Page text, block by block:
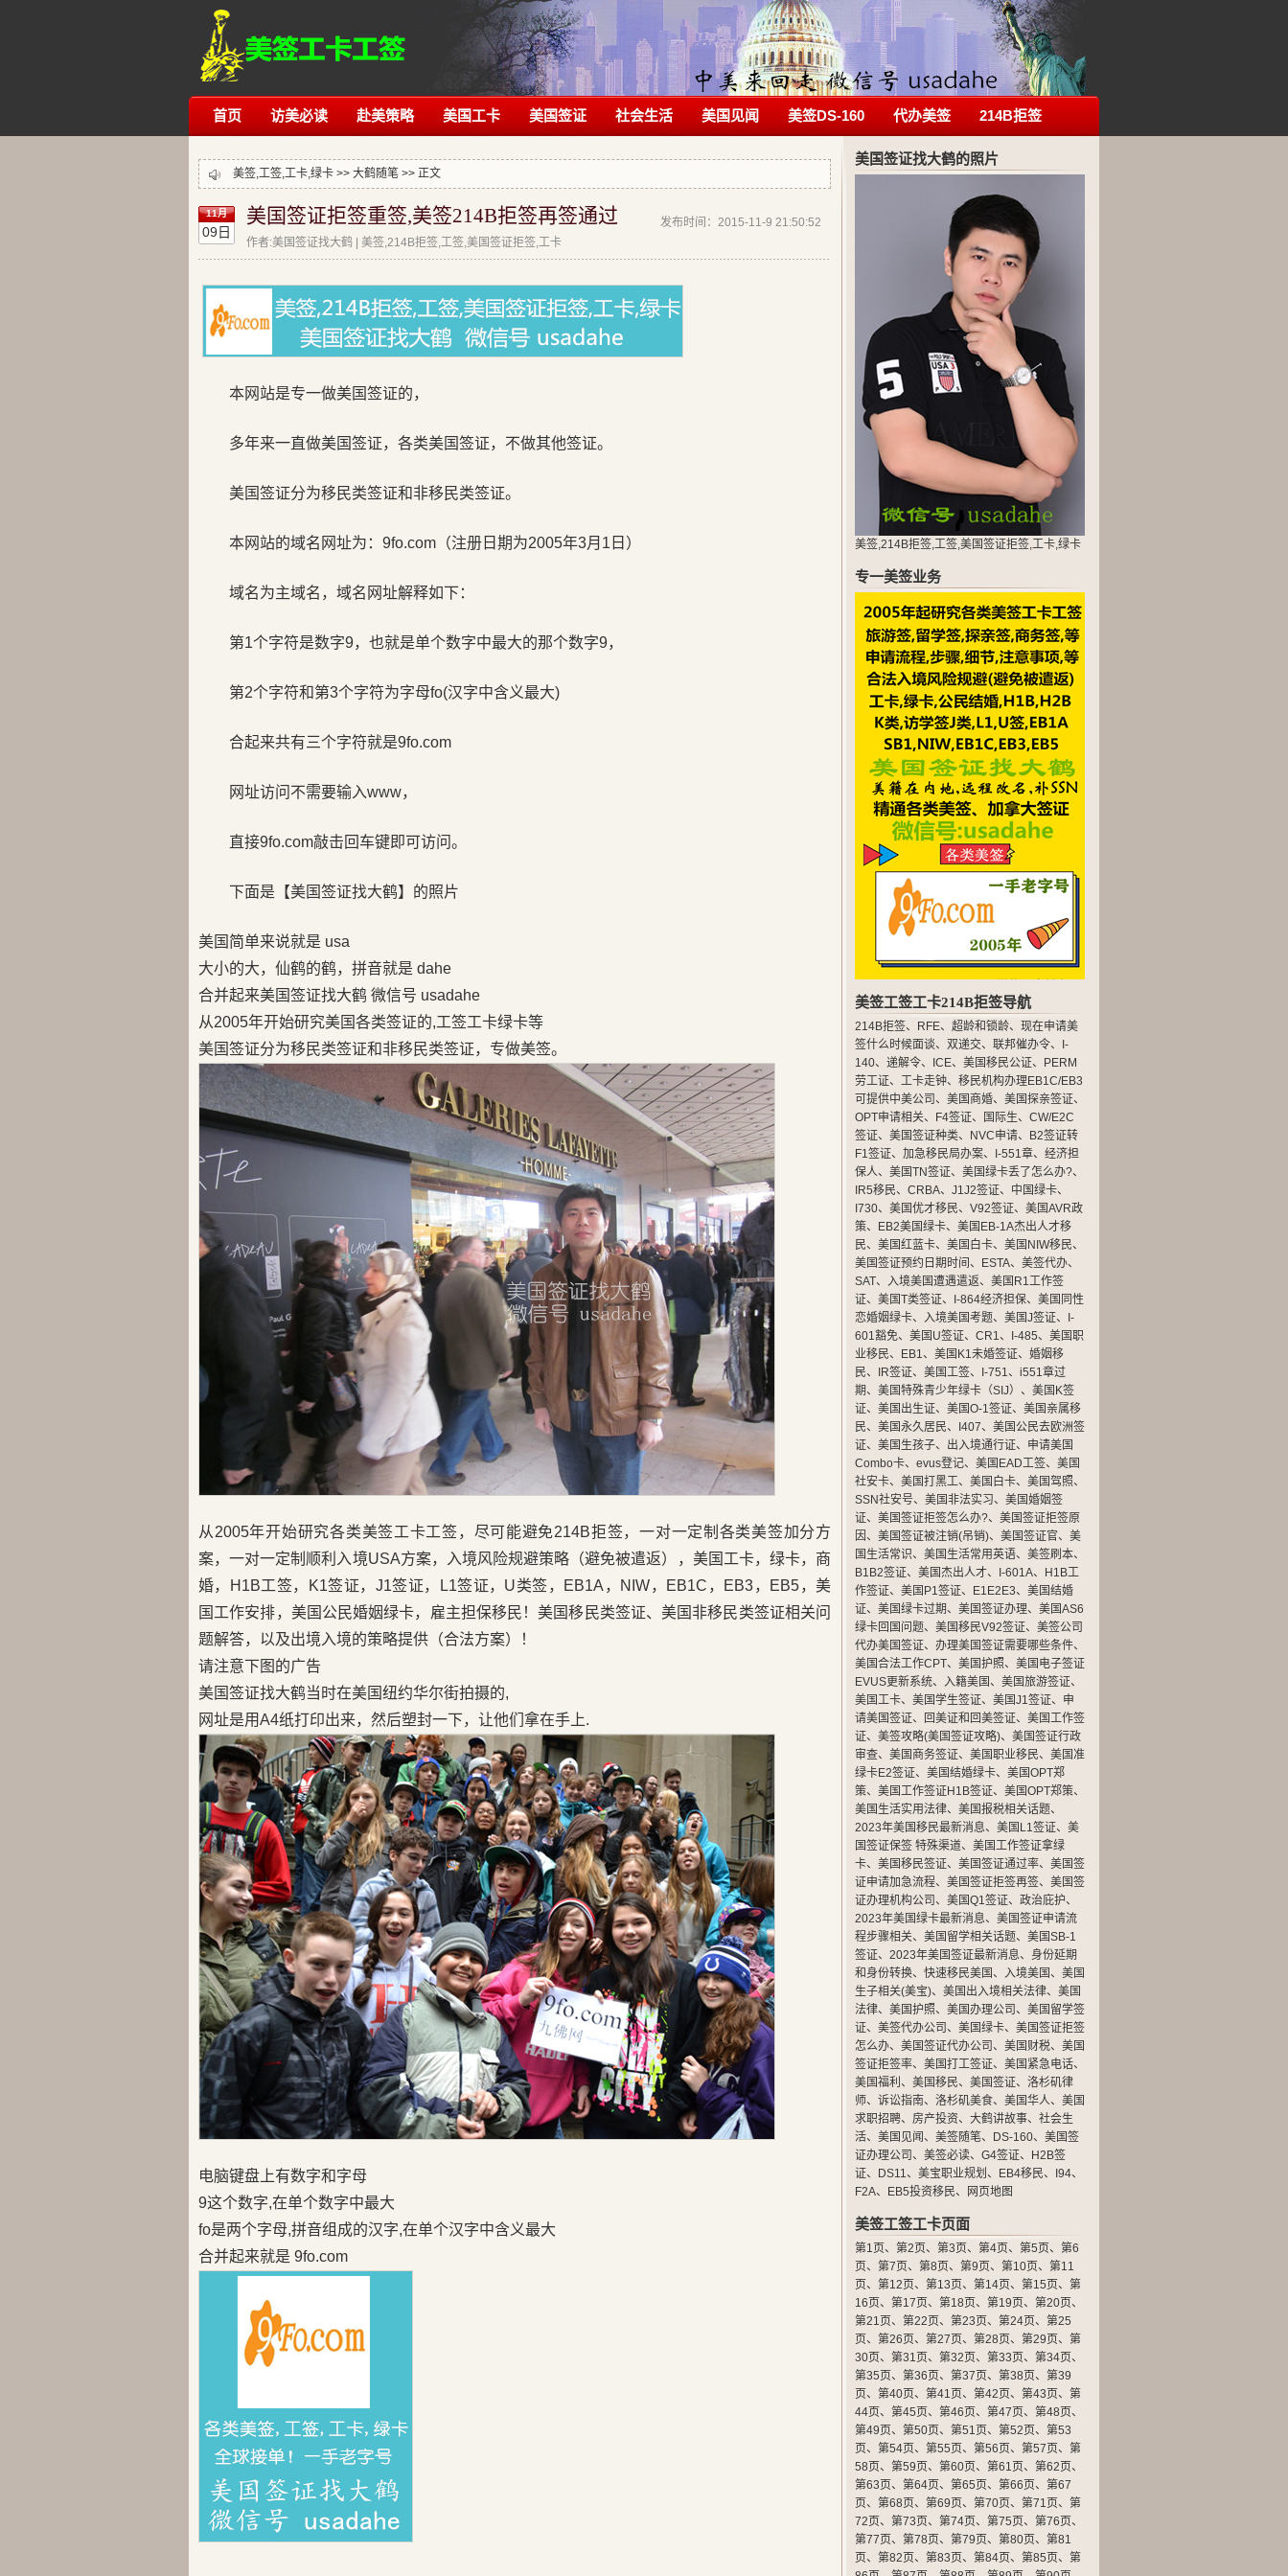
首页 访美必读 赴美策略 美国工卡 美国签证 社会生活 美国见闻 美签DS-160 代办美签 214B拒签
美签,工签,工卡,绿卡 >> 大鹤随笔 >> 正文
11月
09日
发布时间：2015-11-9 21:50:52
美国签证拒签重签,美签214B拒签再签通过
作者:美国签证找大鹤 | 美签,214B拒签,工签,美国签证拒签,工卡
本网站是专一做美国签证的，
多年来一直做美国签证，各类美国签证，不做其他签证。
美国签证分为移民类签证和非移民类签证。
本网站的域名网址为：9fo.com（注册日期为2005年3月1日）
域名为主域名，域名网址解释如下：
第1个字符是数字9，也就是单个数字中最大的那个数字9，
第2个字符和第3个字符为字母fo(汉字中含义最大)
合起来共有三个字符就是9fo.com
网址访问不需要输入www，
直接9fo.com敲击回车键即可访问。
下面是【美国签证找大鹤】的照片
美国简单来说就是 usa
大小的大，仙鹤的鹤，拼音就是 dahe
合并起来美国签证找大鹤 微信号 usadahe
从2005年开始研究美国各类签证的,工签工卡绿卡等
美国签证分为移民类签证和非移民类签证，专做美签。
从2005年开始研究各类美签工卡工签，尽可能避免214B拒签，一对一定制各类美签加分方
案，一对一定制顺利入境USA方案，入境风险规避策略（避免被遣返），美国工卡，绿卡，商
婚，H1B工签，K1签证，J1签证，L1签证，U类签，EB1A，NIW，EB1C，EB3，EB5，美
国工作安排，美国公民婚姻绿卡，雇主担保移民！美国移民类签证、美国非移民类签证相关问
题解答，以及出境入境的策略提供（合法方案）！
请注意下图的广告
美国签证找大鹤当时在美国纽约华尔街拍摄的,
网址是用A4纸打印出来，然后塑封一下，让他们拿在手上.
电脑键盘上有数字和字母
9这个数字,在单个数字中最大
fo是两个字母,拼音组成的汉字,在单个汉字中含义最大
合并起来就是 9fo.com
美国签证找大鹤的照片
美签,214B拒签,工签,美国签证拒签,工卡,绿卡
专一美签业务
美签工签工卡214B拒签导航
214B拒签、 RFE、 超龄和锁龄、 现在申请美
签什么时候面谈、 双递交、 联邦催办令、
I-
140、 递解令、 ICE、 美国移民公证、
PERM
劳工证、 工卡走钟、 移民机构办理EB1C/EB3
可提供中美公司 、 美国商婚、 美国探亲签证、
OPT申请相关、 F4签证、 国际生、 CW/E2C
签证、 美国签证种类、 NVC申请、
B2签证转
F1签证、 加急移民局办案、 I-551章、 经济担
保人、 美国TN签证、 美国绿卡丢了怎么办?、
IR5移民、 CRBA、 J1J2签证、 中国绿卡、
I730、 美国优才移民、 V92签证、 美国AVR政
策、 EB2美国绿卡、 美国EB-1A杰出人才移
民、 美国红蓝卡、 美国白卡、 美国NIW移民、
美国签证预约日期时间 、 ESTA、 美签代办、
SAT、 入境美国遭遇遣返、 美国R1工作签
证、 美国T类签证、 I-864经济担保、 美国同性
恋婚姻绿卡、 入境美国考题、 美国J签证、
I-
601豁免、 美国U签证、 CR1、 I-485、 美国职
业移民、 EB1、 美国K1未婚签证、 婚姻移
民、 IR签证、 美国工签、 I-751、 i551章过
期、 美国特殊青少年绿卡（SIJ） 、 美国K签
证、 美国出生证、 美国O-1签证、 美国亲属移
民、 美国永久居民、 I407、 美国公民去欧洲签
证、 美国生孩子、 出入境通行证、 申请美国
Combo卡、 evus登记、 美国EAD工签、 美国
社安卡、 美国打黑工、 美国白卡、 美国驾照、
SSN社安号、 美国非法实习、 美国婚姻签
证、 美国签证拒签怎么办?、 美国签证拒签原
因、 美国签证被注销(吊销)、 美国签证官、 美
国生活常识、 美国生活常用英语、 美签刷本、
B1B2签证、 美国杰出人才、 I-601A、
H1B工
作签证、 美国P1签证、 E1E2E3、 美国结婚
证、 美国绿卡过期、 美国签证办理、 美国AS6
绿卡回国问题、 美国移民V92签证、 美签公司
代办美国签证、 办理美国签证需要哪些条件、
美国合法工作CPT、 美国护照、 美国电子签证
EVUS更新系统、 入籍美国、 美国旅游签证、
美国工卡、 美国学生签证、 美国J1签证、 申
请美国签证、 回美证和回美签证、 美国工作签
证、 美签攻略(美国签证攻略)、 美国签证行政
审查、 美国商务签证、 美国职业移民、 美国准
绿卡E2签证、 美国结婚绿卡、 美国OPT郑
策、 美国工作签证H1B签证、 美国OPT郑策、
美国生活实用法律、 美国报税相关话题、
2023年美国移民最新消息、 美国L1签证、 美
国签证保签 特殊渠道、 美国工作签证拿绿
卡、 美国移民签证、 美国签证通过率、 美国签
证申请加急流程、 美国签证拒签再签、 美国签
证办理机构公司 、 美国Q1签证、 政治庇护、
2023年美国绿卡最新消息、 美国签证申请流
程步骤相关、 美国留学相关话题、 美国SB-1
签证、 2023年美国签证最新消息、 身份延期
和身份转换、 快速移民美国、 入境美国、 美国
生子相关(美宝)、 美国出入境相关法律、 美国
法律、 美国护照、 美国办理公司 、 美国留学签
证、 美签代办公司 、 美国绿卡、 美国签证拒签
怎么办、 美国签证代办公司 、 美国财税、 美国
签证拒签率、 美国打工签证、 美国紧急电话、
美国福利 、 美国移民、 美国签证、 洛杉矶律
师、 诉讼指南、 洛杉矶美食、 美国华人、 美国
求职招聘、 房产投资、 大鹤讲故事、 社会生
活、 美国见闻、 美签随笔、 DS-160、 美国签
证办理公司 、 美签必读、 G4签证、
H2B签
证、 DS11、 美宝职业规划 、 EB4移民、 I94、
F2A、 EB5投资移民、 网页地图
美签工签工卡页面
第1页、 第2页、 第3页、 第4页、 第5页、 第6
页、 第7页、 第8页、 第9页、 第10页、 第11
页、 第12页、 第13页、 第14页、 第15页、 第
16页、 第17页、 第18页、 第19页、 第20页、
第21页、 第22页、 第23页、 第24页、 第25
页、 第26页、 第27页、 第28页、 第29页、 第
30页、 第31页、 第32页、 第33页、 第34页、
第35页、 第36页、 第37页、 第38页、 第39
页、 第40页、 第41页、 第42页、 第43页、 第
44页、 第45页、 第46页、 第47页、 第48页、
第49页、 第50页、 第51页、 第52页、 第53
页、 第54页、 第55页、 第56页、 第57页、 第
58页、 第59页、 第60页、 第61页、 第62页、
第63页、 第64页、 第65页、 第66页、 第67
页、 第68页、 第69页、 第70页、 第71页、 第
72页、 第73页、 第74页、 第75页、 第76页、
第77页、 第78页、 第79页、 第80页、 第81
页、 第82页、 第83页、 第84页、 第85页、 第